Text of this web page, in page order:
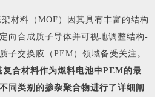
材料（MOF）因其具有丰富的结构
向合成质子导体并可视地调整结构-
子交换膜（PEM）领域备受关注。
合材料作为燃料电池中PEM的最
同类别的掺杂聚合物进行了详细阐